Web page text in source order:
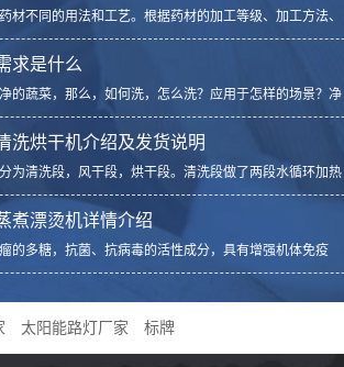
材不同的用法和工艺。根据药材的加工等级、加工方法、
芨，白芍，天麻，黄精，杜仲等中药材的加工流程复杂，
皮清...
求是什么
的蔬菜，那么，如何洗，怎么洗？应用于怎样的场景？净
大型工厂食堂，中央厨房、预制菜加工厂等大规模生产环
去...
洗烘干机介绍及发货说明
为清洗段，风干段，烘干段。清洗段做了两段水循环加热
：软化油污并杀菌，压力0.5-2.5MPa可调，配置循环过滤
毛...
煮漂烫机详情介绍
的多糖，抗菌、抗病毒的活性成分，具有增强机体免疫
用。羊肚菌所含丰富的硒是人体红细胞谷胱甘肽过氧化酶
制恶...
太阳能路灯厂家 标牌